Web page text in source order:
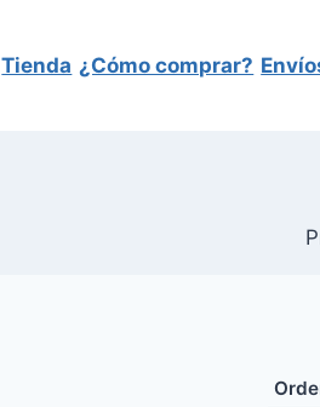
Tienda ¿Cómo comprar?